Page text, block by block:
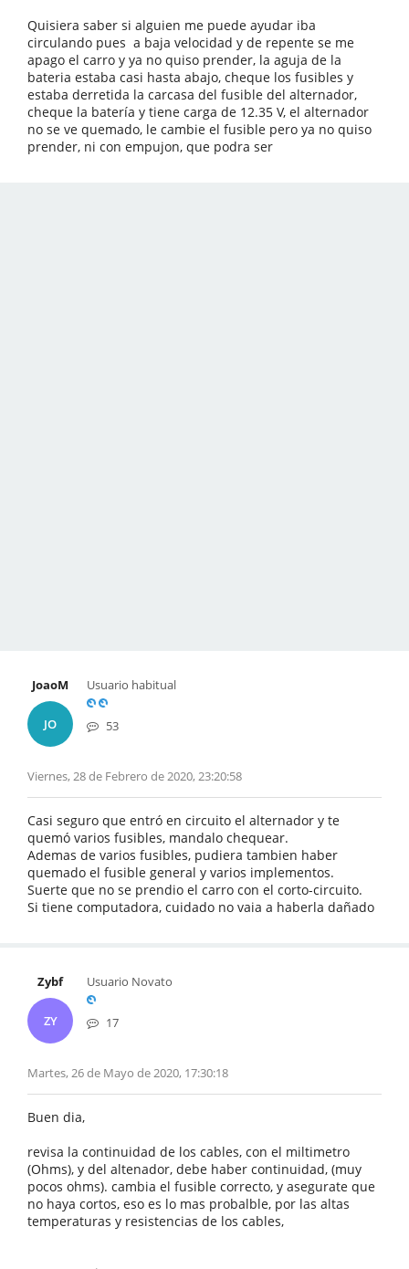
Quisiera saber si alguien me puede ayudar iba
circulando pues a baja velocidad y de repente se me
apago el carro y ya no quiso prender, la aguja de la
bateria estaba casi hasta abajo, cheque los fusibles y
estaba derretida la carcasa del fusible del alternador,
cheque la batería y tiene carga de 12.35 V, el alternador
no se ve quemado, le cambie el fusible pero ya no quiso
prender, ni con empujon, que podra ser
JoaoM
JO
Usuario habitual
53
Viernes, 28 de Febrero de 2020, 23:20:58
Casi seguro que entró en circuito el alternador y te
quemó varios fusibles, mandalo chequear.
Ademas de varios fusibles, pudiera tambien haber
quemado el fusible general y varios implementos.
Suerte que no se prendio el carro con el corto-circuito.
Si tiene computadora, cuidado no vaia a haberla dañado
Zybf
ZY
Usuario Novato
17
Martes, 26 de Mayo de 2020, 17:30:18
Buen dia,
revisa la continuidad de los cables, con el miltimetro
(Ohms), y del altenador, debe haber continuidad, (muy
pocos ohms). cambia el fusible correcto, y asegurate que
no haya cortos, eso es lo mas probalble, por las altas
temperaturas y resistencias de los cables,